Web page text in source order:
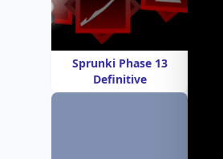
Sprunki Phase 13
Definitive